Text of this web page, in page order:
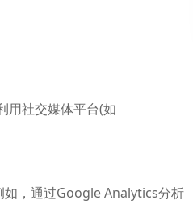
用社交媒体平台(如
如，通过Google Analytics分析